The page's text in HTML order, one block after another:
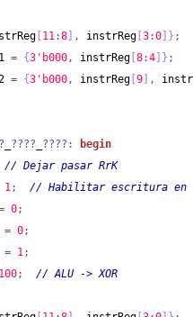
11:8 , instrReg 3:0 } ;
= {3'b000, instrReg 8:4 } ;
= {3'b000, instrReg 9 ,
???? ????:
begin
// Dejar pasar RrK
1;
// Habilitar escritura en
0;
= 0;
= 1;
;
// ALU -> XOR